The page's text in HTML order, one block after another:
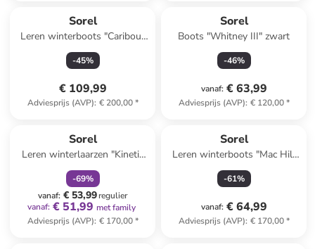
Sorel
Leren winterboots "Caribou"
zwart
-45%
€ 109,99
Adviesprijs (AVP): € 200,00*
Sorel
Boots "Whitney III" zwart
-46%
vanaf: € 63,99
Adviesprijs (AVP): € 120,00*
Sorel
Leren winterlaarzen "Kinetic
Impact" groen
-69%
vanaf: € 53,99regulier
vanaf: € 51,99 met family
Adviesprijs (AVP): € 170,00*
Sorel
Leren winterboots "Mac Hill
Lite Mid Plus" lichtbruin
-61%
vanaf: € 64,99
Adviesprijs (AVP): € 170,00*